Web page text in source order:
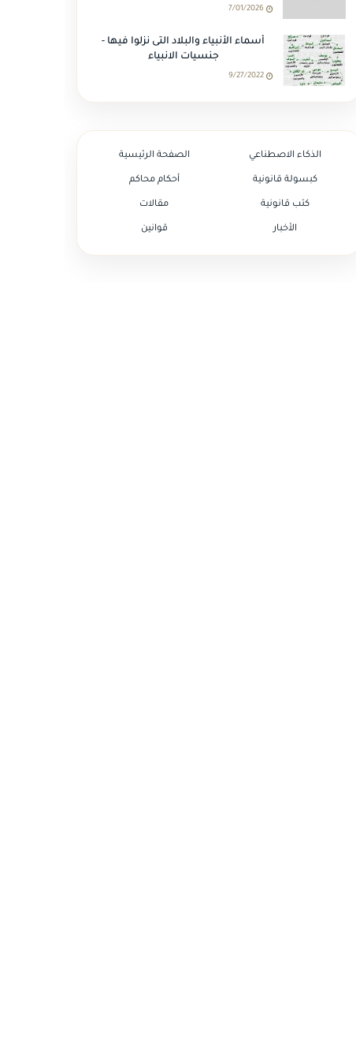
7/01/2026
أسماء الأنبياء والبلاد التى نزلوا فيها -
جنسيات الانبياء
9/27/2022
الصفحة الرئيسية الذكاء الاصطناعي
أحكام محاكم كبسولة قانونية
مقالات كتب قانونية
قوانين الأخبار